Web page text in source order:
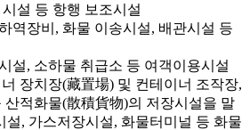
설 등 항행 보조시설
역장비, 화물 이송시설, 배관시설 등
설, 소하물 취급소 등 여객이용시설
장치장(藏置場) 및 컨테이너 조작장,
적화물(散積貨物)의 저장시설을 말
설, 가스저장시설, 화물터미널 등 화물